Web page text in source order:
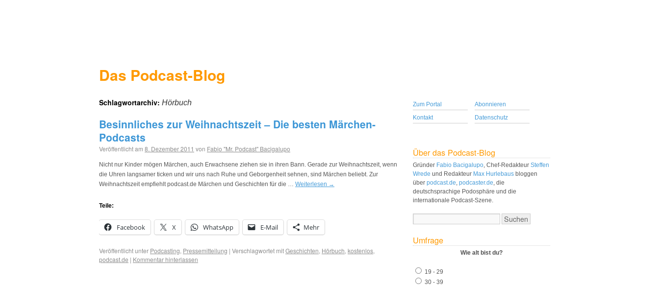
Das Podcast-Blog
Schlagwortarchiv: Hörbuch
Besinnliches zur Weihnachtszeit – Die besten Märchen-
Podcasts
Veröffentlicht am 8. Dezember 2011 von Fabio "Mr. Podcast" Bacigalupo
Nicht nur Kinder mögen Märchen, auch Erwachsene ziehen sie in ihren Bann. Gerade zur Weihnachtszeit, wenn
die Uhren langsamer ticken und wir uns nach Ruhe und Geborgenheit sehnen, sind Märchen beliebt. Zur
Weihnachtszeit empfiehlt podcast.de Märchen und Geschichten für die … Weiterlesen →
Teile:
Facebook X WhatsApp E-Mail Mehr
Veröffentlicht unter Podcasting, Pressemitteilung | Verschlagwortet mitGeschichten, Hörbuch, kostenlos,
podcast.de | Kommentar hinterlassen
Zum Portal
Abonnieren
Kontakt
Datenschutz
Über das Podcast-Blog
Gründer Fabio Bacigalupo, Chef-Redakteur Steffen
Wrede und Redakteur Max Hurlebaus bloggen
über podcast.de, podcaster.de, die
deutschsprachige Podosphäre und die
internationale Podcast-Szene.
Umfrage
Wie alt bist du?
19 - 29
30 - 39